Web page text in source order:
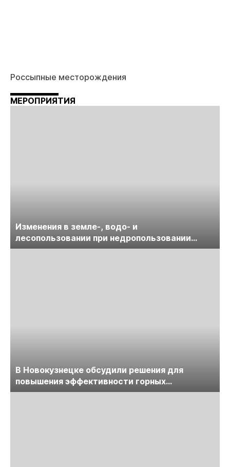
Россыпные месторождения
МЕРОПРИЯТИЯ
Изменения в земле-, водо- и
лесопользовании при недропользовании
обсудят на семинаре «ПравоТЭК»
В Новокузнецке обсудили решения для
повышения эффективности горных
предприятий